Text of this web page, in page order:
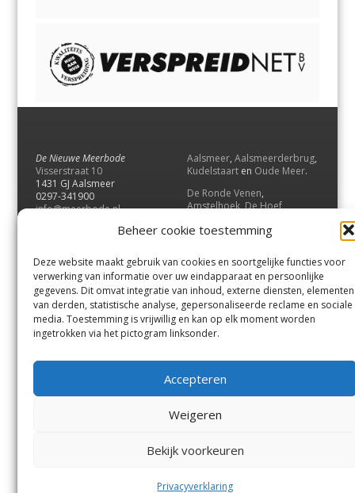
Beheer cookie toestemming
Deze website maakt gebruik van cookies en soortgelijke functies voor
verwerking van informatie over uw eindapparaat en persoonlijke
gegevens. Dit omvat integratie van inhoud, externe diensten, elementen
van derden, statistische analyse, gepersonaliseerde reclame en sociale
media. Toestemming is vrijwillig en kan op elk moment worden
ingetrokken via het pictogram linksonder.
Accepteren
Weigeren
Bekijk voorkeuren
Privacyverklaring
De Nieuwe Meerbode
Visserstraat 10
1431 GJ Aalsmeer
0297-341900
info@meerbode.nl
Aalsmeer, Aalsmeerderbrug,
Kudelstaart en Oude Meer.
De Ronde Venen,
Amstelhoek,De Hoef,
Vrouwenakker,Waverveen
UithoornenDe Kwakel.
Contact
Andere uitgaven
Bezorgklacht
Vacatures
Voorwaarden
Privacyverklaring
De Ronde Venen